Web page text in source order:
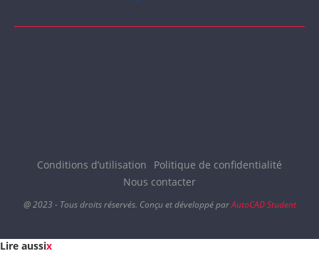
Conditions d’utilisation
Politique de confidentialité
Nous contacter
@ 2023 - Tous droits réservés. Conçu et développé parAutoCAD Student
Lire aussix